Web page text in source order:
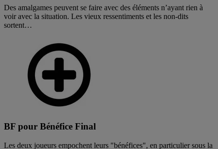
Des amalgames peuvent se faire avec des éléments n’ayant rien à
voir avec la situation. Les vieux ressentiments et les non-dits
sortent…
BF pour Bénéfice Final
Les deux joueurs empochent leurs "bénéfices", en particulier sous la